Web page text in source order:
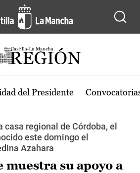
del Presidente
casa regional de Córdoba, el
este domingo el
Azahara
muestra su apoyo a